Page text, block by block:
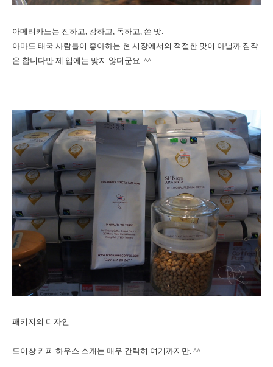
아메리카노는 진하고, 강하고, 독하고, 쓴 맛.
아마도 태국 사람들이 좋아하는 현 시장에서의 적절한 맛이 아닐까 짐작
은 합니다만 제 입에는 맞지 않더군요. ^^
패키지의 디자인...
도이창 커피 하우스 소개는 매우 간략히 여기까지만. ^^